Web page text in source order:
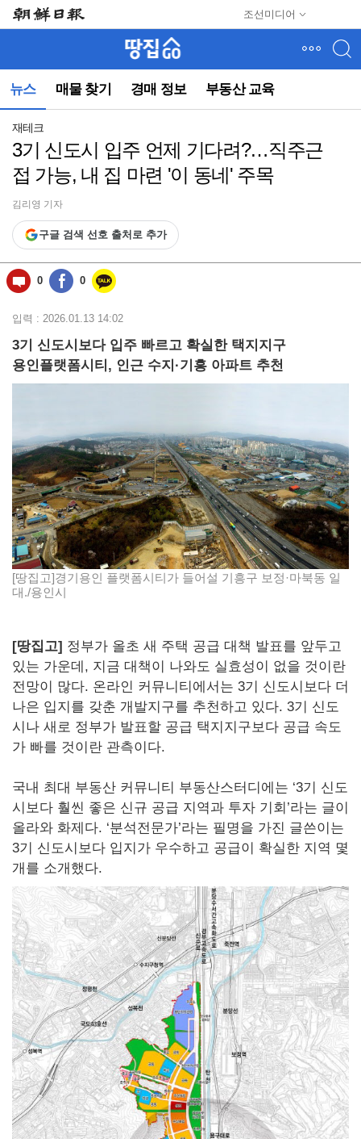
조선미디어
뉴스 매물 찾기 경매 정보 부동산 교육
뉴
(컨
동)
재테크
3기 신도시 입주 언제 기다려?…직주근
접 가능, 내 집 마련 '이 동네' 주목
김리영 기자
구글 검색 선호 출처로 추가
0 0
입력 : 2026.01.13 14:02
3기 신도시보다 입주 빠르고 확실한 택지지구
용인플랫폼시티, 인근 수지·기흥 아파트 추천
[땅집고]경기용인 플랫폼시티가 들어설 기흥구 보정·마북동 일
대./용인시
[땅집고] 정부가 올초 새 주택 공급 대책 발표를 앞두고
있는 가운데, 지금 대책이 나와도 실효성이 없을 것이란
전망이 많다. 온라인 커뮤니티에서는 3기 신도시보다 더
나은 입지를 갖춘 개발지구를 추천하고 있다. 3기 신도
시나 새로 정부가 발표할 공급 택지지구보다 공급 속도
가 빠를 것이란 관측이다.
국내 최대 부동산 커뮤니티 부동산스터디에는 ‘3기 신도
시보다 훨씬 좋은 신규 공급 지역과 투자 기회’라는 글이
올라와 화제다. ‘분석전문가’라는 필명을 가진 글쓴이는
3기 신도시보다 입지가 우수하고 공급이 확실한 지역 몇
개를 소개했다.